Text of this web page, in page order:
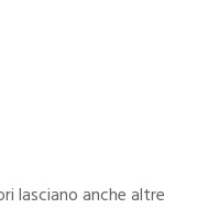
lasciano anche altre